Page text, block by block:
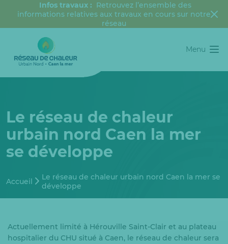
Infos travaux : Retrouvez l’ensemble des
informations relatives aux travaux en cours sur notre
réseau
Menu
Le réseau de chaleur
urbain nord Caen la mer
se développe
Accueil
Le réseau de chaleur urbain nord Caen la mer se
développe
Actuellement limité à Hérouville Saint-Clair et au plateau
hospitalier du CHU situé à Caen, le réseau de chaleur sera